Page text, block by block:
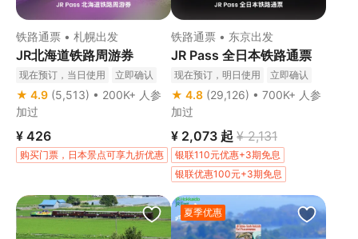
铁路通票 • 札幌出发
JR北海道铁路周游券
现在预订，当日使用 立即确认
★ 4.9 (5,513) • 200K+ 人参
加过
¥ 426
购买门票，日本景点可享九折优惠
铁路通票 • 东京出发
JR Pass 全日本铁路通票
现在预订，明日使用 立即确认
★ 4.8 (29,126) • 700K+ 人参
加过
¥ 2,073 起 ¥ 2,131
银联110元优惠+3期免息
银联优惠100元+3期免息
上银信用卡独家立减30元
夏季优惠